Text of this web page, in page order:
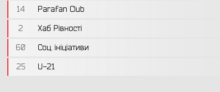
14
Parafan Club
2
Хаб Рівності
60
Соц. ініціативи
25
U-21